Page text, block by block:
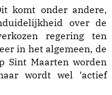
komt onder andere,
over de
regering ten
in het algemeen, de
Sint Maarten worden
wordt wel ‘actief